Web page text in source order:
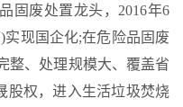
固废处置龙头，2016年6
实现国企化;在危险品固废
整、处理规模大、覆盖省
股权，进入生活垃圾焚烧